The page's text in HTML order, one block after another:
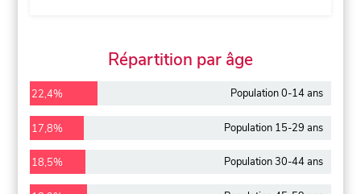
Répartition par âge
22,4% Population 0-14 ans
17,8% Population 15-29 ans
18,5% Population 30-44 ans